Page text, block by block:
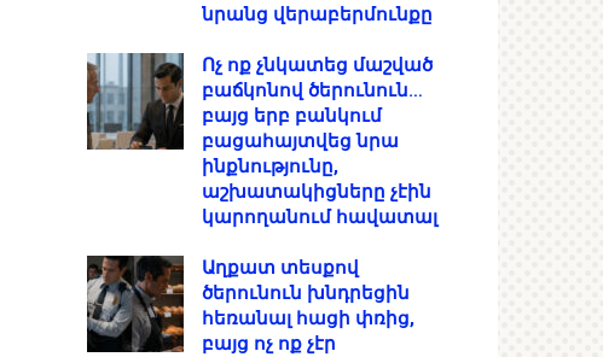
նրանց վերաբերմունքը
Ոչ ոք չնկատեց մաշված
բաճկոնով ծերունուն…
բայց երբ բանկում
բացահայտվեց նրա
ինքնությունը,
աշխատակիցները չէին
կարողանում հավատալ
Աղքատ տեսքով
ծերունուն խնդրեցին
հեռանալ հացի փռից,
բայց ոչ ոք չէր